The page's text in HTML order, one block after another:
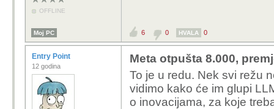
OFFLINE
Moj PC 6 0 HVALA 0
Entry Point
12 godina
Meta otpušta 8.000,
To je u redu. Nek svi režu
vidimo kako će im glupi
o inovacijama, za koje